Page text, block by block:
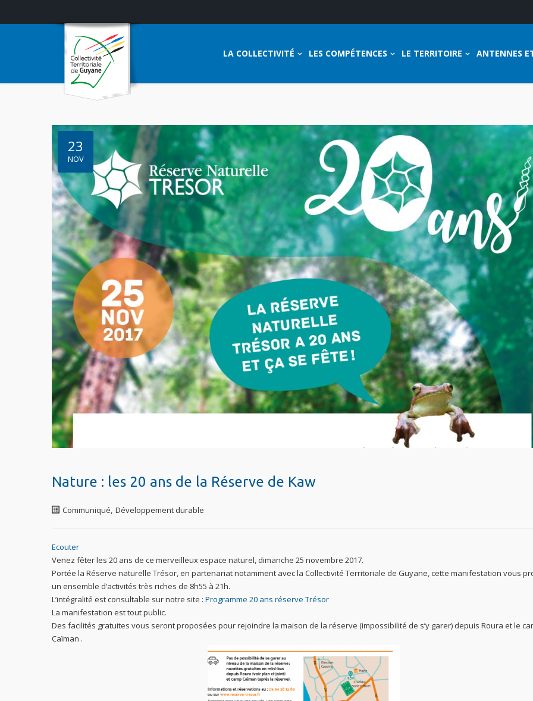
LA COLLECTIVITÉ LES COMPÉTENCES LE TERRITOIRE ANTENNES
23
NOV
Nature : les 20 ans de la Réserve de Kaw
Communiqué, Développement durable
Ecouter
Venez fêter les 20 ans de ce merveilleux espace naturel, dimanche 25 novembre 2017.
Portée la Réserve naturelle Trésor, en partenariat notamment avec la Collectivité Territoriale de Guyane, cette manifestation vous
un ensemble d’activités très riches de 8h55 à 21h.
L’intégralité est consultable sur notre site : Programme 20 ans réserve Trésor
La manifestation est tout public.
Des facilités gratuites vous seront proposées pour rejoindre la maison de la réserve (impossibilité de s’y garer) depuis Roura et le
Caïman .